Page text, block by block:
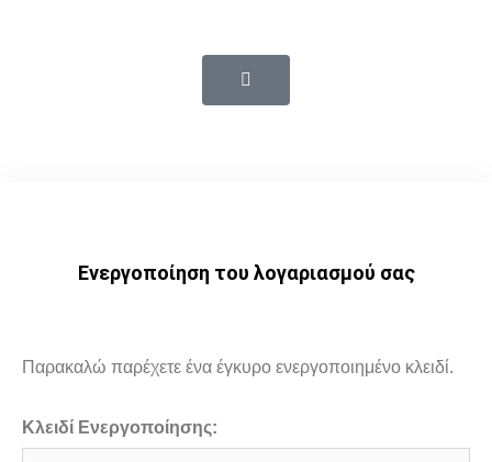
Ενεργοποίηση του λογαριασμού σας
Παρακαλώ παρέχετε ένα έγκυρο ενεργοποιημένο κλειδί.
Κλειδί Ενεργοποίησης: